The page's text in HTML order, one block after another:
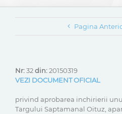
Pagina
Nr:32din:20150319
VEZI DOCUMENT OFICIAL
privind aprobarea inchirierii
Targului Saptamanal Oituz,